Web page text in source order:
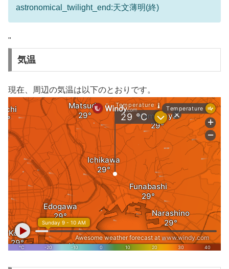
astronomical_twilight_end:天文薄明(終)
"
気温
現在、周辺の気温は以下のとおりです。